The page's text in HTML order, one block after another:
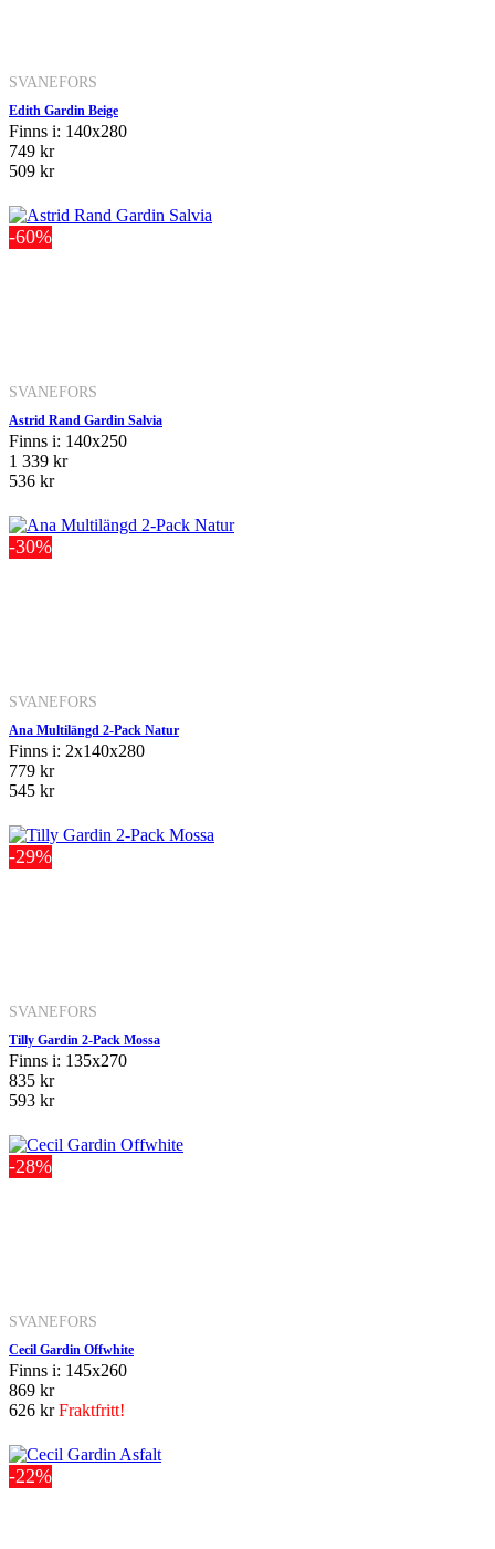
SVANEFORS
Edith Gardin Beige
Finns i: 140x280
749 kr
509 kr
-60%
SVANEFORS
Astrid Rand Gardin Salvia
Finns i: 140x250
1 339 kr
536 kr
-30%
SVANEFORS
Ana Multilängd 2-Pack Natur
Finns i: 2x140x280
779 kr
545 kr
-29%
SVANEFORS
Tilly Gardin 2-Pack Mossa
Finns i: 135x270
835 kr
593 kr
-28%
SVANEFORS
Cecil Gardin Offwhite
Finns i: 145x260
869 kr
626 krFraktfritt!
-22%